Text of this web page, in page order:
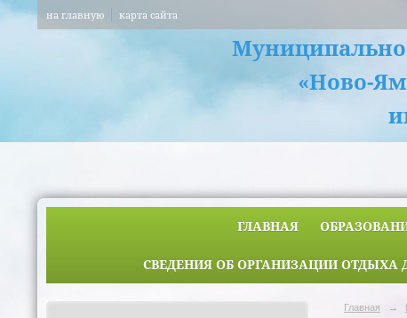
на главную карта сайта
«Ново-
ГЛАВНАЯ
СВЕДЕНИЯ ОБ ОРГАНИЗАЦИИ ОТДЫХА
Главная →